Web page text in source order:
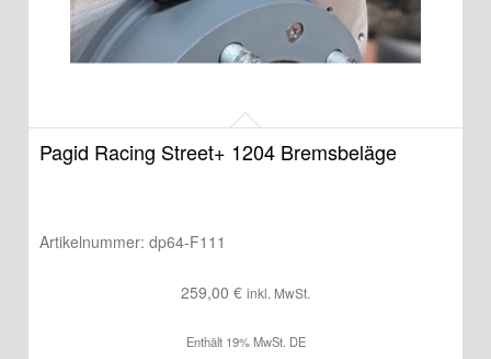
Pagid Racing Street+ 1204 Bremsbeläge
Artikelnummer: dp64-F111
259,00 € inkl. MwSt.
Enthält 19% MwSt. DE